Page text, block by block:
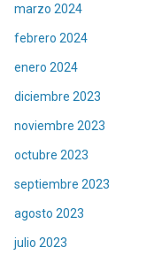
marzo 2024
febrero 2024
enero 2024
diciembre 2023
noviembre 2023
octubre 2023
septiembre 2023
agosto 2023
julio 2023